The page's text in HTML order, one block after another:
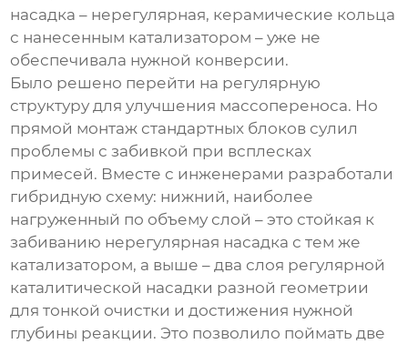
насадка – нерегулярная, керамические кольца
с нанесенным катализатором – уже не
обеспечивала нужной конверсии.
Было решено перейти на регулярную
структуру для улучшения массопереноса. Но
прямой монтаж стандартных блоков сулил
проблемы с забивкой при всплесках
примесей. Вместе с инженерами разработали
гибридную схему: нижний, наиболее
нагруженный по объему слой – это стойкая к
забиванию нерегулярная насадка с тем же
катализатором, а выше – два слоя регулярной
каталитической насадки разной геометрии
для тонкой очистки и достижения нужной
глубины реакции. Это позволило поймать две